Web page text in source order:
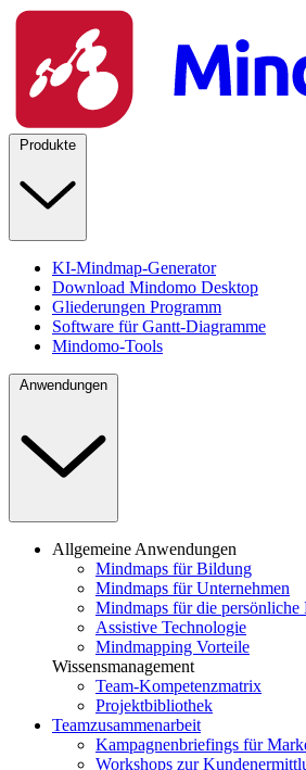
Produkte
KI-Mindmap-Generator
Download Mindomo Desktop
Gliederungen Programm
Software für Gantt-Diagramme
Mindomo-Tools
Anwendungen
Allgemeine Anwendungen
Mindmaps für Bildung
Mindmaps für Unternehmen
Mindmaps für die
Assistive Technologie
Mindmapping Vorteile
Wissensmanagement
Team-Kompetenzmatrix
Projektbibliothek
Teamzusammenarbeit
Kampagnenbriefings für
Workshops zur